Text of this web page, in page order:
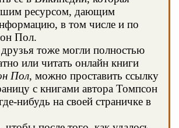
ресурсом, дающим
в том числе и по
Пол.
тоже могли полностью
или читать онлайн книги
Пол, можно проставить ссылку
с книгами автора Томпсон
нибудь на своей страничке в